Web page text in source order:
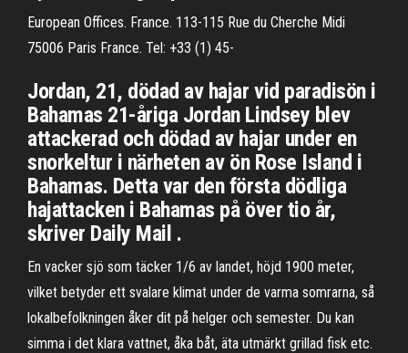
European Offices. France. 113-115 Rue du Cherche Midi
75006 Paris France. Tel: +33 (1) 45-
Jordan, 21, dödad av hajar vid paradisön i
Bahamas 21-åriga Jordan Lindsey blev
attackerad och dödad av hajar under en
snorkeltur i närheten av ön Rose Island i
Bahamas. Detta var den första dödliga
hajattacken i Bahamas på över tio år,
skriver Daily Mail .
En vacker sjö som täcker 1/6 av landet, höjd 1900 meter,
vilket betyder ett svalare klimat under de varma somrarna, så
lokalbefolkningen åker dit på helger och semester. Du kan
simma i det klara vattnet, åka båt, äta utmärkt grillad fisk etc.